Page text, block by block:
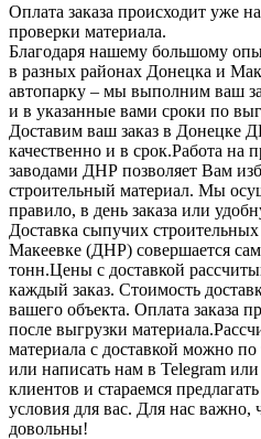
Оплата заказа происходит уже
проверки материала.
Благодаря нашему большому
в разных районах Донецка и
автопарку – мы выполним ваш
и в указанные вами сроки по
Доставим ваш заказ в Донецке
качественно и в срок.Работа на
заводами ДНР позволяет Вам
строительный материал. Мы
правило, в день заказа или
Доставка сыпучих
Макеевке (ДНР) совершается
тонн.Цены с доставкой
каждый заказ. Стоимость
вашего объекта. Оплата заказа
после выгрузки
материала с доставкой можно по
или написать нам в Telegram
клиентов и стараемся
условия для вас. Для нас важно,
довольны!